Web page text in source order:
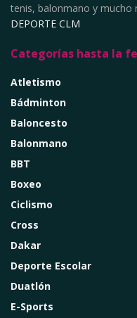
tenis, balonmano y mucho
DEPORTE CLM
Categorías hasta la
Atletismo
Bádminton
Baloncesto
Balonmano
BBT
Boxeo
Ciclismo
Cross
Dakar
Deporte Escolar
Duatlón
E-Sports